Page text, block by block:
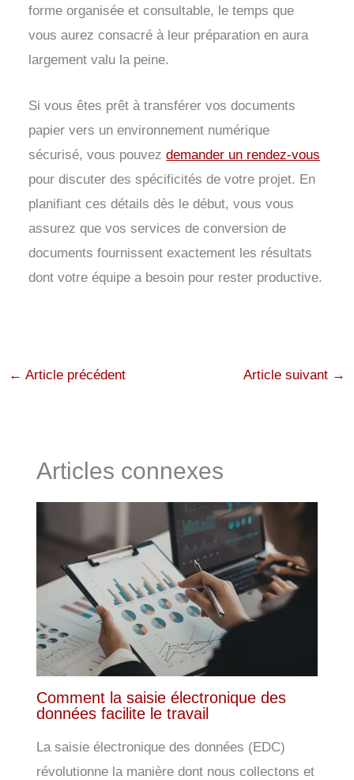
forme organisée et consultable, le temps que
vous aurez consacré à leur préparation en aura
largement valu la peine.
Si vous êtes prêt à transférer vos documents
papier vers un environnement numérique
sécurisé, vous pouvezdemander un rendez-vous
pour discuter des spécificités de votre projet. En
planifiant ces détails dès le début, vous vous
assurez que vos services de conversion de
documents fournissent exactement les résultats
dont votre équipe a besoin pour rester productive.
← Article précédent Article suivant →
Articles connexes
Comment la saisie électronique des
données facilite le travail
La saisie électronique des données (EDC)
révolutionne la manière dont nous collectons et